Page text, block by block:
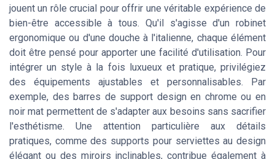
jouent un rôle crucial pour offrir une véritable expérience de
bien-être accessible à tous. Qu'il s'agisse d'un robinet
ergonomique ou d'une douche à l'italienne, chaque élément
doit être pensé pour apporter une facilité d'utilisation. Pour
intégrer un style à la fois luxueux et pratique, privilégiez
des équipements ajustables et personnalisables. Par
exemple, des barres de support design en chrome ou en
noir mat permettent de s'adapter aux besoins sans sacrifier
l'esthétisme. Une attention particulière aux détails
pratiques, comme des supports pour serviettes au design
élégant ou des miroirs inclinables, contribue également à